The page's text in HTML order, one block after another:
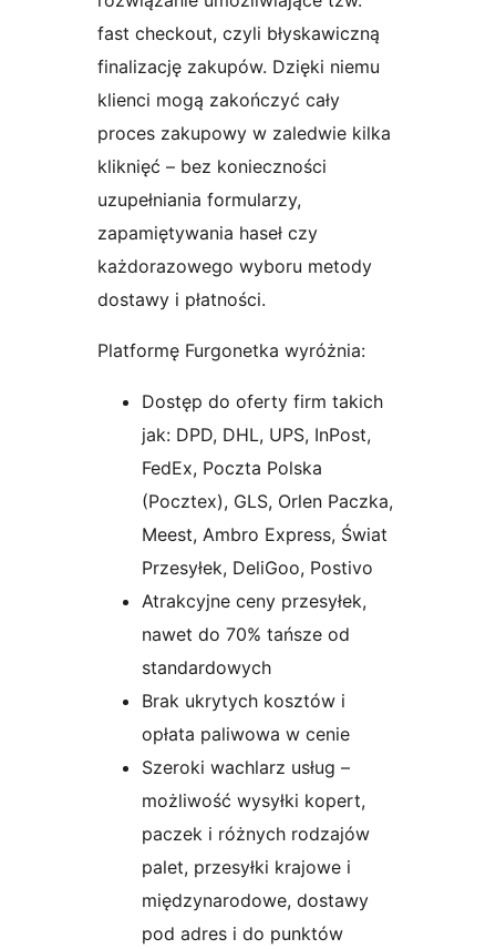
fast checkout, czyli błyskawiczną
finalizację zakupów. Dzięki niemu
klienci mogą zakończyć cały
proces zakupowy w zaledwie kilka
kliknięć – bez konieczności
uzupełniania formularzy,
zapamiętywania haseł czy
każdorazowego wyboru metody
dostawy i płatności.
Platformę Furgonetka wyróżnia:
Dostęp do oferty firm takich
jak: DPD, DHL, UPS, InPost,
FedEx, Poczta Polska
(Pocztex), GLS, Orlen Paczka,
Meest, Ambro Express, Świat
Przesyłek, DeliGoo, Postivo
Atrakcyjne ceny przesyłek,
nawet do 70% tańsze od
standardowych
Brak ukrytych kosztów i
opłata paliwowa w cenie
Szeroki wachlarz usług –
możliwość wysyłki kopert,
paczek i różnych rodzajów
palet, przesyłki krajowe i
międzynarodowe, dostawy
pod adres i do punktów